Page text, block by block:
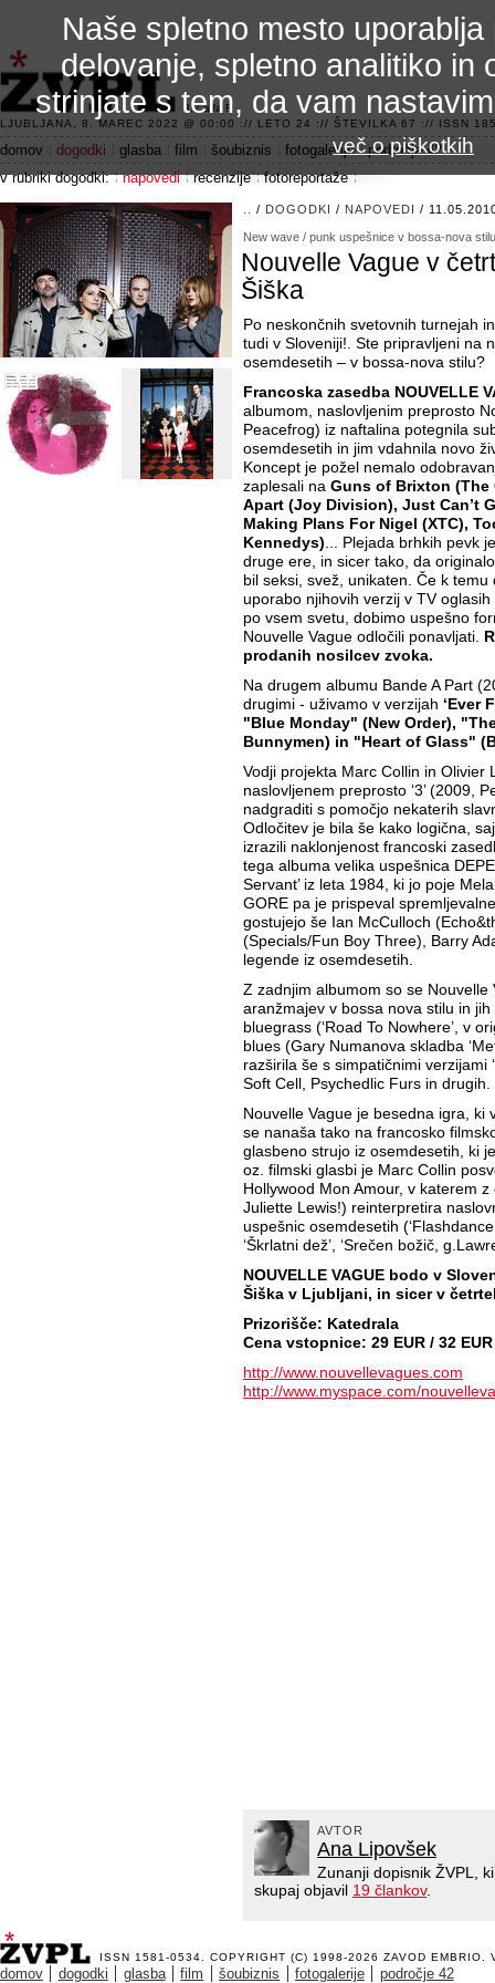
3.2 alfa R
LJUBLJANA, 8. MAREC 2022 @ 00:00 :// LETO 24 :// ŠTEVILKA 67 :// ISSN
domov dogodki glasba film šoubiznis fotogalerije
področje 42
v rubriki dogodki:
napovedi recenzije fotoreportaže
/ DOGODKI / NAPOVEDI /
New wave / punk uspešnice v bossa-nova stilu
Nouvelle Vague v
Šiška
Po neskončnih svetovnih turnejah
tudi v Sloveniji!. Ste pripravljeni na
osemdesetih – v bossa-nova stilu?
Francoska zasedba NOUVELLE
albumom, naslovljenim preprosto
Peacefrog) iz naftalina potegnila
osemdesetih in jim vdahnila novo
Koncept je požel nemalo
zaplesali na Guns of Brixton (The
Apart (Joy Division), Just Can’t
Making Plans For Nigel (XTC),
Kennedys)... Plejada brhkih pevk
druge ere, in sicer tako, da
bil seksi, svež, unikaten. Če k
uporabo njihovih verzij v TV
po vsem svetu, dobimo uspešno
Nouvelle Vague odločili ponavljati.
prodanih nosilcev zvoka.
Na drugem albumu Bande A Part
drugimi - uživamo v verzijah ‘Ever
"Blue Monday" (New Order),
Bunnymen) in "Heart of Glass"
Vodji projekta Marc Collin in Olivier
naslovljenem preprosto ‘3’ (2009,
nadgraditi s pomočjo nekaterih
Odločitev je bila še kako logična,
izrazili naklonjenost francoski
tega albuma velika uspešnica
Servant’ iz leta 1984, ki jo poje
GORE pa je prispeval
gostujejo še Ian McCulloch
(Specials/Fun Boy Three), Barry
legende iz osemdesetih.
Z zadnjim albumom so se Nouvelle
aranžmajev v bossa nova stilu in
bluegrass (‘Road To Nowhere’, v
blues (Gary Numanova skladba
razširila še s simpatičnimi verzijami
Soft Cell, Psychedlic Furs in drugih.
Nouvelle Vague je besedna igra, ki
se nanaša tako na francosko
glasbeno strujo iz osemdesetih, ki
oz. filmski glasbi je Marc Collin
Hollywood Mon Amour, v katerem
Juliette Lewis!) reinterpretira
uspešnic osemdesetih
‘Škrlatni dež’, ‘Srečen božič,
NOUVELLE VAGUE bodo v
Šiška v Ljubljani, in sicer v
Prizorišče: Katedrala
Cena vstopnice: 29 EUR / 32
http://www.nouvellevagues.com
http://www.myspace.com/
AVTOR
Ana Lipovšek
Zunanji dopisnik ŽVPL,
skupaj objavil 19 člankov.
ISSN 1581-0534. COPYRIGHT (C) 1998-2026 ZAVOD EMBRIO .
domov dogodki glasba film šoubiznis fotogalerije področje 42
Naše spletno mesto
delovanje, spletno analitiko in
strinjate s tem, da vam
več o piškotkih